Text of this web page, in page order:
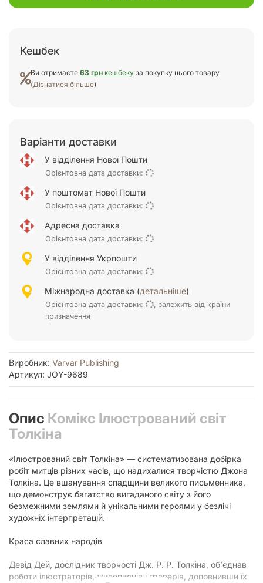
Кешбек
Ви отримаєте 63 грн кешбеку за покупку цього товару
(Дізнатися більше)
Варіанти доставки
У відділення Нової Пошти
Орієнтовна дата доставки:
У поштомат Нової Пошти
Орієнтовна дата доставки:
Адресна доставка
Орієнтовна дата доставки:
У відділення Укрпошти
Орієнтовна дата доставки:
Міжнародна доставка (детальніше)
Орієнтовна дата доставки:
, залежить від країни
призначення
Виробник: Varvar Publishing
Артикул: JOY-9689
Опис Комікс Ілюстрований світ
Толкіна
«Ілюстрований світ Толкіна» — систематизована добірка
робіт митців різних часів, що надихалися творчістю Джона
Толкіна. Це вшанування спадщини великого письменника,
що демонструє багатство вигаданого світу з його
безмежними землями й унікальними героями у безлічі
художніх інтерпретацій.
Краса славних народів
Девід Дей, дослідник творчості Дж. Р. Р. Толкіна, об’єднав
роботи ілюстраторів, живописців і граверів, доповнивши їх